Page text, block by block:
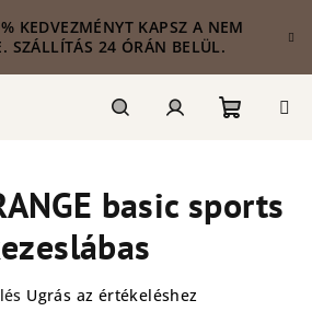
KEDVEZMÉNYT KAPSZ A NEM
SZÁLLÍTÁS 24 ÓRÁN BELÜL.
basic sports
Ugrás az értékeléshez